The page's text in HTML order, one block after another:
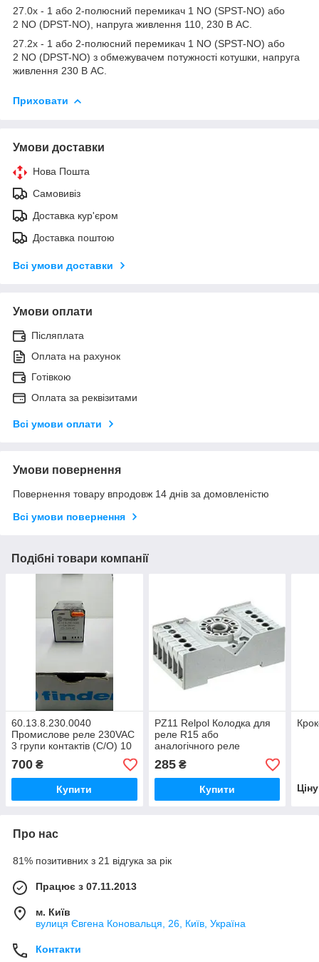
27.0х - 1 або 2-полюсний перемикач 1 NO (SPST-NO) або
2 NO (DPST-NO), напруга живлення 110, 230 В АС.
27.2х - 1 або 2-полюсний перемикач 1 NO (SPST-NO) або
2 NO (DPST-NO) з обмежувачем потужності котушки, напруга
живлення 230 В АС.
Приховати
Умови доставки
Нова Пошта
Самовивіз
Доставка кур'єром
Доставка поштою
Всі умови доставки
Умови оплати
Післяплата
Оплата на рахунок
Готівкою
Оплата за реквізитами
Всі умови оплати
Умови повернення
Повернення товару впродовж 14 днів за домовленістю
Всі умови повернення
Подібні товари компанії
60.13.8.230.0040
Промислове реле 230VAC
3 групи контактів (C/O) 10
А/250VAC 11-pin
700 ₴
Купити
PZ11 Relpol Колодка для
реле R15 або
аналогічного реле
10А/300VAC 3CO(НВ/НЗ)
контакту
285₴
Купити
Про нас
81% позитивних з 21 відгука за рік
Працює з 07.11.2013
м. Київ
вулиця Євгена Коновальця, 26, Київ, Україна
Контакти